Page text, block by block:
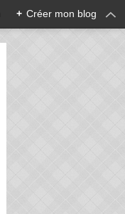
+ Créer mon blog